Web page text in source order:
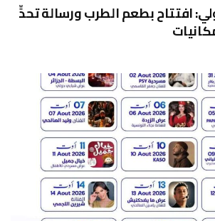
افتتاح بطعم الطرب ورسالة تحدٍّ